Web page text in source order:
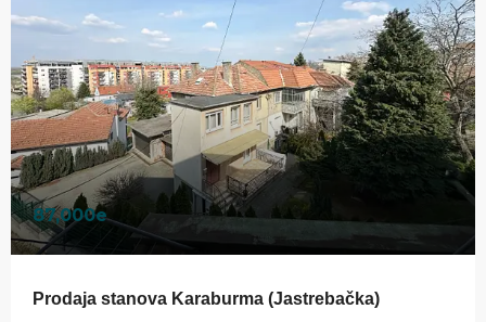
87,000e
Prodaja stanova Karaburma (Jastrebačka)